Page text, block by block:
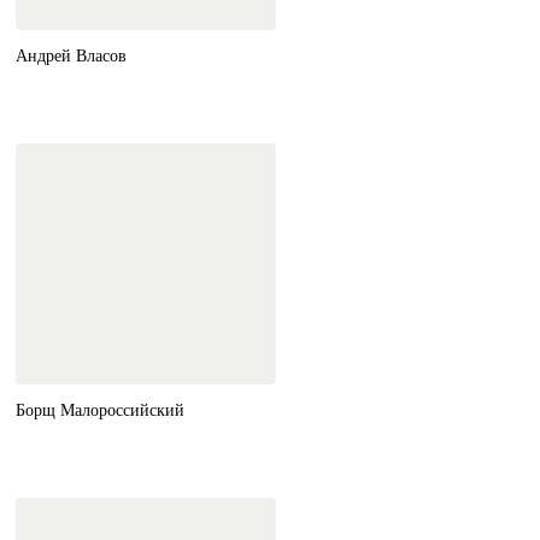
Андрей Власов
Борщ Малороссийский